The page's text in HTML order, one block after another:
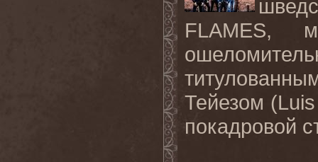
FLAMES,
Тейезом (Luis
покадровой